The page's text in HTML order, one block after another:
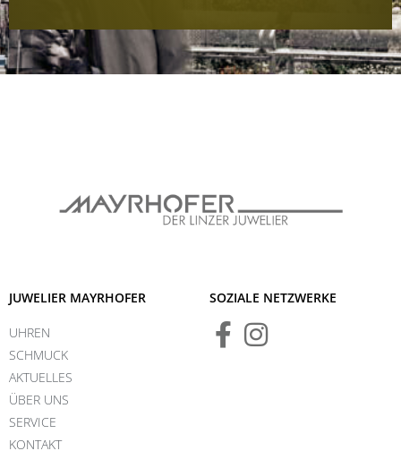
JUWELIER MAYRHOFER
UHREN
SCHMUCK
AKTUELLES
ÜBER UNS
SERVICE
KONTAKT
SOZIALE NETZWERKE